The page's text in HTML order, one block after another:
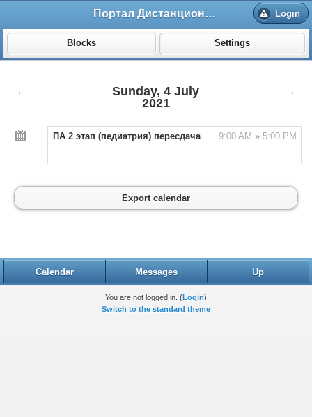
Портал Дистанционного обучения ВолгГМУ Login
Blocks Settings
←
Sunday, 4 July
2021
→
ПА 2 этап (педиатрия) пересдача 9:00 AM »5:00 PM
Export calendar
Calendar Messages Up
You are not logged in. (Login)
Switch to the standard theme